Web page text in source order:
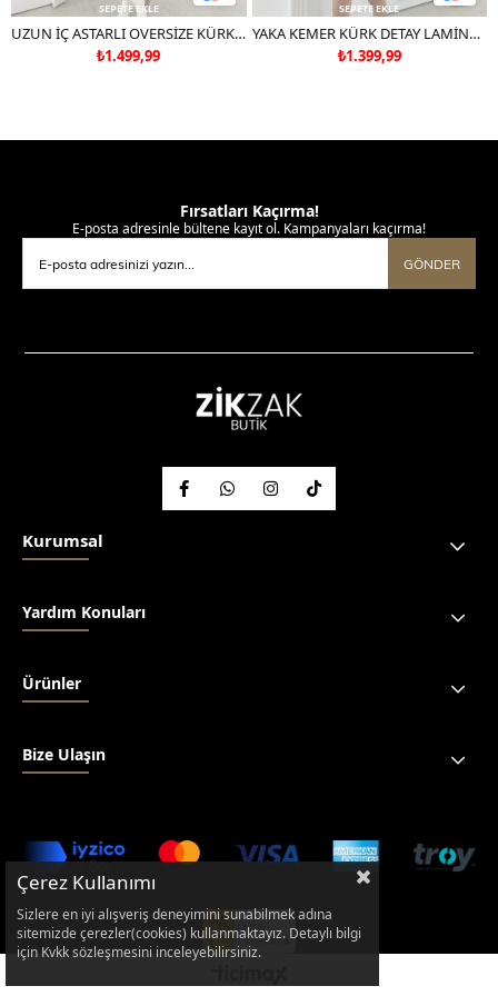
SEPETE EKLE
UZUN İÇ ASTARLI OVERSİZE KÜRK BORDO 7011
₺1.499,99
SEPETE EKLE
YAKA KEMER KÜRK DETAY LAMİNE MONT KAHVE 3098
₺1.399,99
Fırsatları Kaçırma!
E-posta adresinle bültene kayıt ol. Kampanyaları kaçırma!
GÖNDER
Kurumsal
Yardım Konuları
Ürünler
Bize Ulaşın
Çerez Kullanımı
Sizlere en iyi alışveriş deneyimini sunabilmek adına
sitemizde çerezler(cookies) kullanmaktayız. Detaylı bilgi
için Kvkk sözleşmesini inceleyebilirsiniz.